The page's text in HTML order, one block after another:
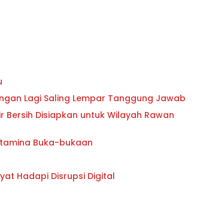
Lagi Saling Lempar Tanggung Jawab
Bersih Disiapkan untuk Wilayah Rawan
Buka-bukaan
Hadapi Disrupsi Digital